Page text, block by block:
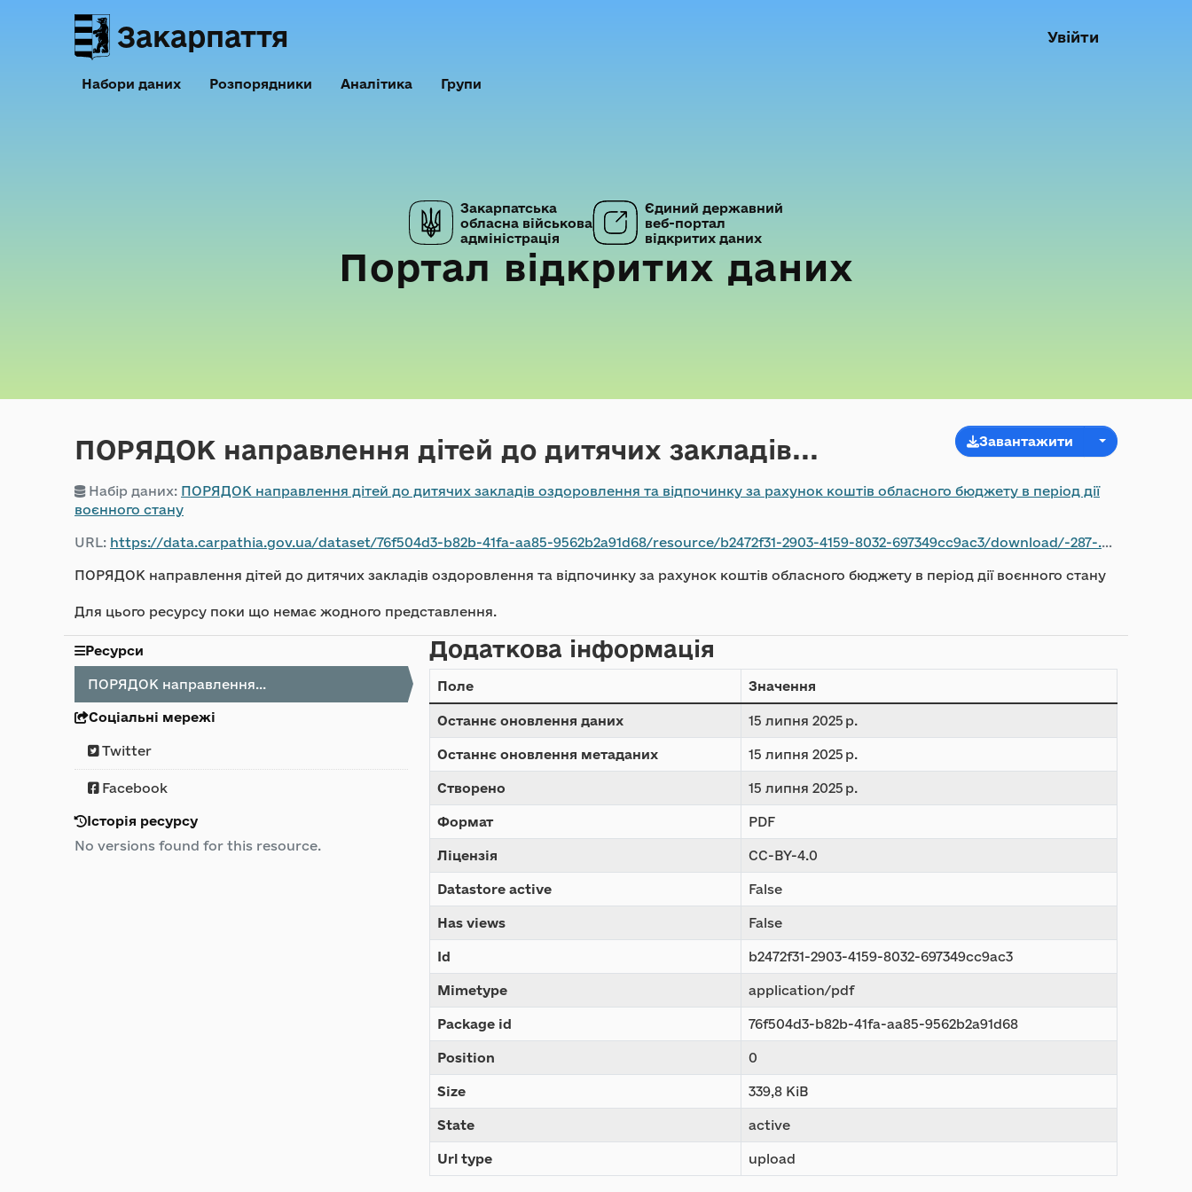
Закарпаття Увійти
Набори даних Розпорядники Аналітика Групи
Закарпатська
обласна військова
адміністрація
Єдиний державний
веб-портал
відкритих даних
Портал відкритих даних
Завантажити
ПОРЯДОК направлення дітей до дитячих закладів...
Набір даних: ПОРЯДОК направлення дітей до дитячих закладів оздоровлення та відпочинку за рахунок коштів обласного бюджету в період дії
воєнного стану
URL: https://data.carpathia.gov.ua/dataset/76f504d3-b82b-41fa-aa85-9562b2a91d68/resource/b2472f31-2903-4159-8032-697349cc9ac3/download/-287-.pdf
ПОРЯДОК направлення дітей до дитячих закладів оздоровлення та відпочинку за рахунок коштів обласного бюджету в період дії воєнного стану
Для цього ресурсу поки що немає жодного представлення.
Ресурси
ПОРЯДОК направлення...
Соціальні мережі
Twitter
Facebook
Історія ресурсу
No versions found for this resource.
Додаткова інформація
Поле Значення
Останнє оновлення даних 15 липня 2025 р.
Останнє оновлення метаданих 15 липня 2025 р.
Створено 15 липня 2025 р.
Формат PDF
Ліцензія CC-BY-4.0
Datastore active False
Has views False
Id b2472f31-2903-4159-8032-697349cc9ac3
Mimetype application/pdf
Package id 76f504d3-b82b-41fa-aa85-9562b2a91d68
Position 0
Size 339,8 KiB
State active
Url type upload